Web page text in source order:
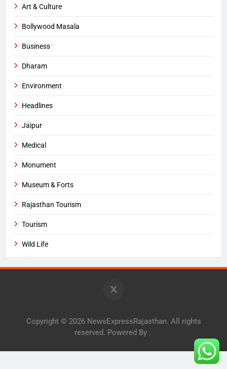
Art & Culture
Bollywood Masala
Business
Dharam
Environment
Headlines
Jaipur
Medical
Monument
Museum & Forts
Rajasthan Tourism
Tourism
Wild Life
Copyright © 2026 NewsExpressRajasthan. All rights
reserved. Powered By .